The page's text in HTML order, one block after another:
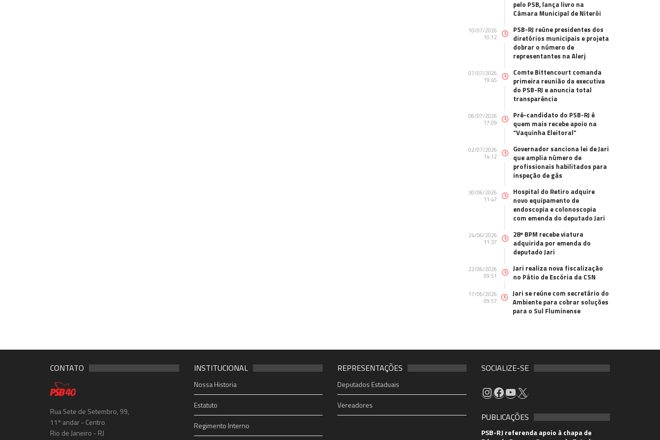
pelo PSB, lança livro na
Câmara Municipal de Niterói
10/07/2026
10:12
PSB-RJ reúne presidentes dos
diretórios municipais e projeta
dobrar o número de
representantes na Alerj
07/07/2026
19:45
Comte Bittencourt comanda
primeira reunião da executiva
do PSB-RJ e anuncia total
transparência
06/07/2026
17:09
Pré-candidato do PSB-RJ é
quem mais recebe apoio na
“Vaquinha Eleitoral”
02/07/2026
14:12
Governador sanciona lei de Jari
que amplia número de
profissionais habilitados para
inspeção de gás
30/06/2026
11:47
Hospital do Retiro adquire
novo equipamento de
endoscopia e colonoscopia
com emenda do deputado Jari
24/06/2026
11:37
28º BPM recebe viatura
adquirida por emenda do
deputado Jari
22/06/2026
09:51
Jari realiza nova fiscalização
no Pátio de Escória da CSN
17/06/2026
09:57
Jari se reúne com secretário do
Ambiente para cobrar soluções
para o Sul Fluminense
CONTATO
Rua Sete de Setembro, 99,
11º andar - Centro
Rio de Janeiro - RJ
INSTITUCIONAL
Nossa Historia
Estatuto
Regimento Interno
REPRESENTAÇÕES
Deputados Estaduais
Vereadores
SOCIALIZE-SE
PUBLICAÇÕES
PSB-RJ referenda apoio à chapa de